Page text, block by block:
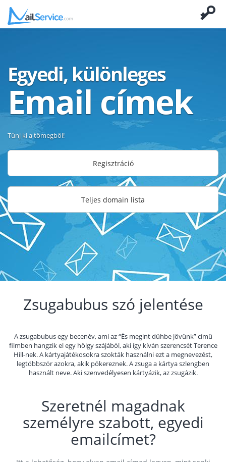
Egyedi, különleges
Email címek
Tűnj ki a tömegből!
Regisztráció
Teljes domain lista
Zsugabubus szó jelentése
A zsugabubus egy becenév, ami az “És megint dühbe jövünk” című
filmben hangzik el egy hölgy szájából, aki így kíván szerencsét Terence
Hill-nek. A kártyajátékosokra szokták használni ezt a megnevezést,
legtöbbször azokra, akik pókereznek. A zsuga a kártya szlengben
használt neve. Aki szenvedélyesen kártyázik, az zsugázik.
Szeretnél magadnak
személyre szabott, egyedi
emailcímet?